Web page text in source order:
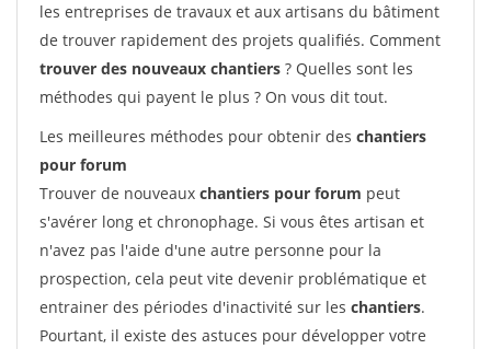
les entreprises de travaux et aux artisans du bâtiment
de trouver rapidement des projets qualifiés. Comment
trouver des nouveaux chantiers ? Quelles sont les
méthodes qui payent le plus ? On vous dit tout.
Les meilleures méthodes pour obtenir des chantiers
pour forum
Trouver de nouveaux chantiers pour forum peut
s'avérer long et chronophage. Si vous êtes artisan et
n'avez pas l'aide d'une autre personne pour la
prospection, cela peut vite devenir problématique et
entrainer des périodes d'inactivité sur les chantiers.
Pourtant, il existe des astuces pour développer votre